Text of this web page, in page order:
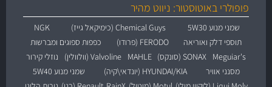
פופולרי באוטוסטור: ניווט מהיר
שמני מנוע 5W30 Chemical Guys (כימיקאל גייז)
NGK
תוספי דלק ואוריאה
FERODO (פרודו)
כפפות ספוגים ומברשות
Meguiar's
SONAX (סונקס) MAHLE Valvoline (וולוולין)
נוזלי קירור
מסנני אוויר
HYUNDAI/KIA (יונדאי\קיה)
שמני מנוע 5W40